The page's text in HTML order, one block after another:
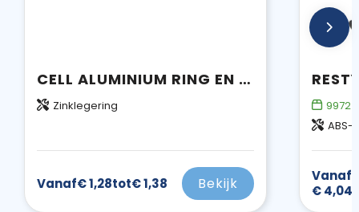
CELL ALUMINIUM RING EN TELEFOONHOUDER
Zinklegering
Vanaf€ 1,28tot€ 1,38 Bekijk
9972
ABS-
Vanaf
€ 4,04